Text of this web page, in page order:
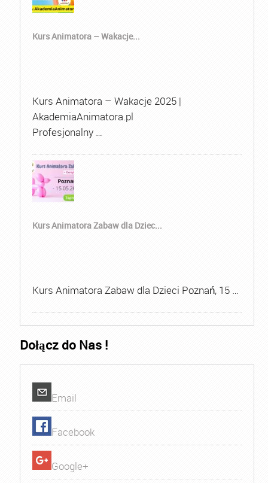
Kurs Animatora – Wakacje...
Kurs Animatora – Wakacje 2025 |
AkademiaAnimatora.pl
Profesjonalny …
Kurs Animatora Zabaw dla Dziec...
Kurs Animatora Zabaw dla Dzieci Poznań, 15 …
Dołącz do Nas !
Email
Facebook
Google+